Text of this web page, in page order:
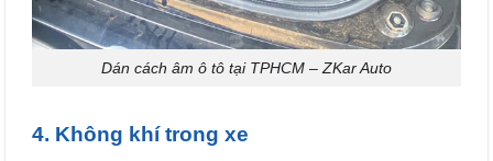
Dán cách âm ô tô tại TPHCM – ZKar Auto
4. Không khí trong xe